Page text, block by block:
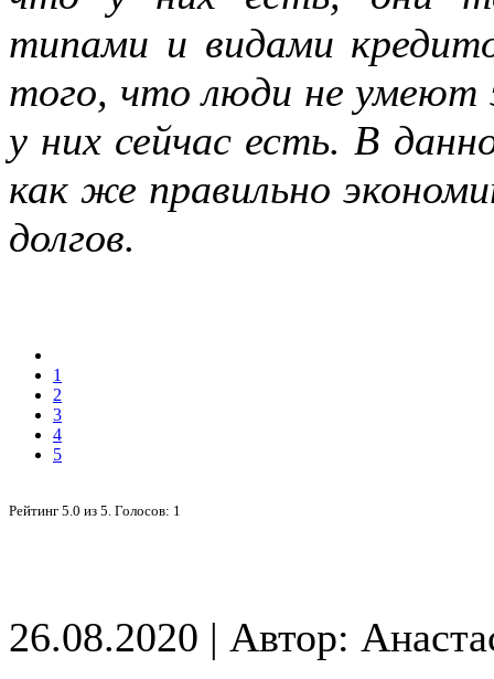
типами и видами
того, что люди не умеют
у них сейчас есть. В
как же правильно
долгов.
1
2
3
4
5
Рейтинг 5.0 из 5. Голосов: 1
26.08.2020 | Автор: